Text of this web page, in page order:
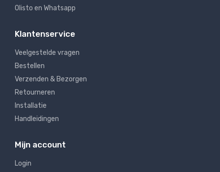
Olisto en Whatsapp
Klantenservice
Veelgestelde vragen
Bestellen
Verzenden & Bezorgen
Retourneren
Installatie
Handleidingen
Mijn account
Login